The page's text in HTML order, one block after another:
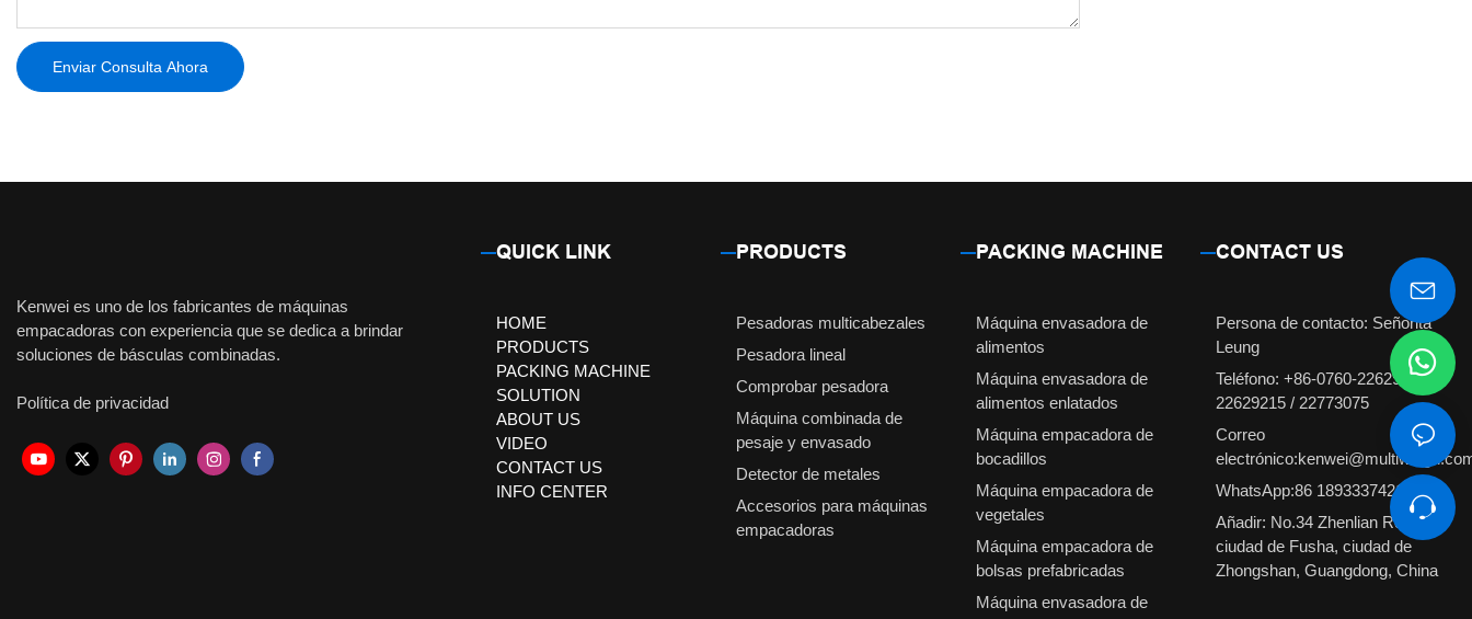
Enviar Consulta Ahora
Kenwei es uno de los fabricantes de máquinas
empacadoras con experiencia que se dedica a brindar
soluciones de básculas combinadas.
Política de privacidad
QUICK LINK
HOME
PRODUCTS
PACKING MACHINE
SOLUTION
ABOUT US
VIDEO
CONTACT US
INFO CENTER
PRODUCTS
Pesadoras multicabezales
Pesadora lineal
Comprobar pesadora
Máquina combinada de
pesaje y envasado
Detector de metales
Accesorios para máquinas
empacadoras
PACKING MACHINE
Máquina envasadora de
alimentos
Máquina envasadora de
alimentos enlatados
Máquina empacadora de
bocadillos
Máquina empacadora de
vegetales
Máquina empacadora de
bolsas prefabricadas
Máquina envasadora de
CONTACT US
Persona de contacto: Señorita
Leung
Teléfono: +86-0760-22629231 /
22629215 / 22773075
Correo
WhatsApp:86 18933374210
Añadir: No.34 Zhenlian Road,
ciudad de Fusha, ciudad de
Zhongshan, Guangdong, China